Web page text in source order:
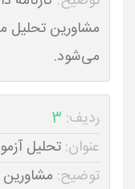
مشاورین تحلیل
می‌شود.
ردیف: 3
عنوان: تحلیل
توضیح: